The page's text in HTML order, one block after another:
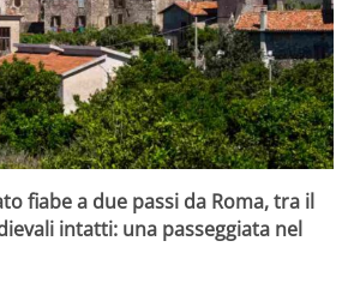
fiabe a due passi da Roma, tra il
intatti: una passeggiata nel